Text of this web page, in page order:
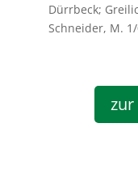
Dürrbeck;
Schneider, M.